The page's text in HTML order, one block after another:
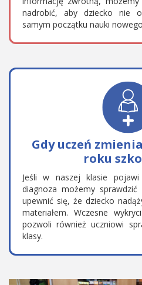
nadrobić, aby dziecko nie
samym początku nauki
Gdy uczeń
roku
Jeśli w naszej klasie
diagnoza możemy
upewnić się, że dziecko
materiałem. Wczesne
pozwoli również uczniowi
klasy.